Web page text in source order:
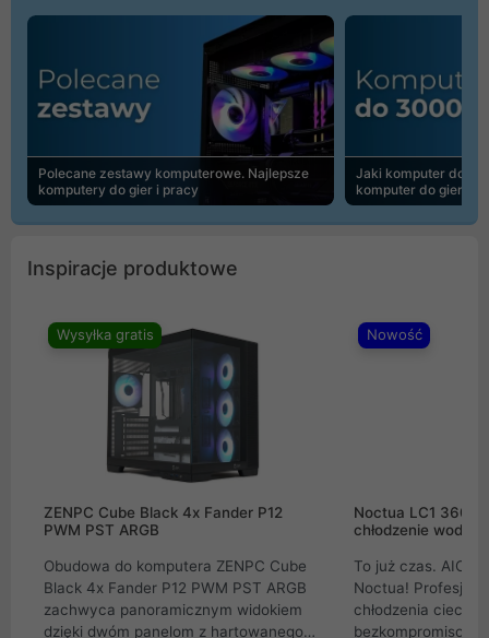
Polecane zestawy komputerowe. Najlepsze
komputery do gier i pracy
Jaki komputer do
komputer do gier |
Inspiracje produktowe
Wysyłka gratis
ZENPC Cube Black 4x Fander P12
PWM PST ARGB
Obudowa do komputera ZENPC Cube
Black 4x Fander P12 PWM PST ARGB
zachwyca panoramicznym widokiem
dzięki dwóm panelom z hartowanego
Nowość
Noctua LC1
chłodzenie wodne
To już czas. AIO
Noctua!
chłodzenia cieczą